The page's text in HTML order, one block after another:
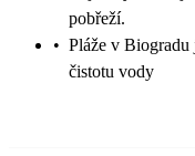
pobřeží.
• Pláže v
čistotu vody